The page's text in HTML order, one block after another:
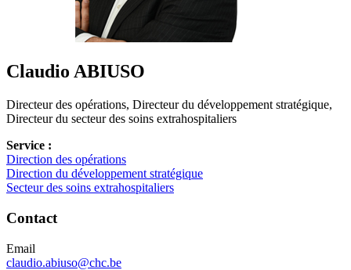
Claudio ABIUSO
Directeur des opérations, Directeur du développement stratégique,
Directeur du secteur des soins extrahospitaliers
Service :
Direction des opérations
Direction du développement stratégique
Secteur des soins extrahospitaliers
Contact
Email
claudio.abiuso@chc.be